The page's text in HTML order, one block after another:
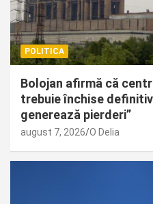
POLITICA
Bolojan afirmă că
trebuie închise
generează pierderi”
august 7, 2026 O Delia